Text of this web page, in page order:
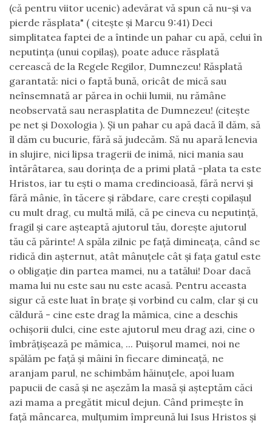
(că pentru viitor ucenic) adevărat vă spun că nu-și va
pierde răsplata" ( citește și Marcu 9:41) Deci
simplitatea faptei de a întinde un pahar cu apă, celui în
neputința (unui copilaș), poate aduce răsplată
cerească de la Regele Regilor, Dumnezeu! Răsplată
garantată: nici o faptă bună, oricât de mică sau
neînsemnată ar părea in ochii lumii, nu rămâne
neobservată sau nerasplatita de Dumnezeu! (citește
pe net și Doxologia ). Și un pahar cu apă dacă îl dăm, să
îl dăm cu bucurie, fără să judecăm. Să nu apară lenevia
in slujire, nici lipsa tragerii de inimă, nici mania sau
întărâtarea, sau dorința de a primi plată -plata ta este
Hristos, iar tu ești o mama credincioasă, fără nervi și
fără mânie, în tăcere și răbdare, care crești copilașul
cu mult drag, cu multă milă, că pe cineva cu neputință,
fragil și care așteaptă ajutorul tău, dorește ajutorul
tău că părinte! A spăla zilnic pe față dimineața, când se
ridică din așternut, atât mânuțele cât și fața gatul este
o obligație din partea mamei, nu a tatălui! Doar dacă
mama lui nu este sau nu este acasă. Pentru aceasta
sigur că este luat în brațe și vorbind cu calm, clar și cu
căldură - cine este drag la mămica, cine a deschis
ochișorii dulci, cine este ajutorul meu drag azi, cine o
îmbrățișează pe mămica, ... Puișorul mamei, noi ne
spălăm pe față și mâini în fiecare dimineață, ne
aranjam parul, ne schimbăm hăinuțele, apoi luam
papucii de casă și ne așezăm la masă și așteptăm căci
azi mama a pregătit micul dejun. Când primește în
față mâncarea, mulțumim împreună lui Isus Hristos și